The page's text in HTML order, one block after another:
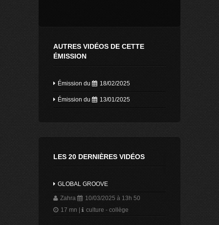
AUTRES VIDÉOS DE CETTE
ÉMISSION
Émission du 18/02/2025
Émission du 13/01/2025
LES 20 DERNIÈRES VIDÉOS
GLOBAL GROOVE
Zahra
10/03/2025 à 13h 50
17 mn
culture - collège